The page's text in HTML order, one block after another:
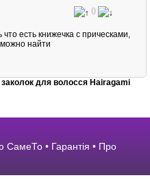
0
есть книжечка с прическами,
найти
заколок для волосся Hairagami
СамеТо • Гарантія • Про